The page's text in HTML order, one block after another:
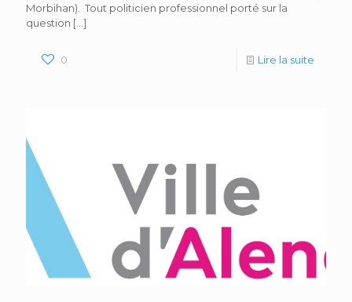
Morbihan). Tout politicien professionnel porté sur la
question […]
0 Lire la suite